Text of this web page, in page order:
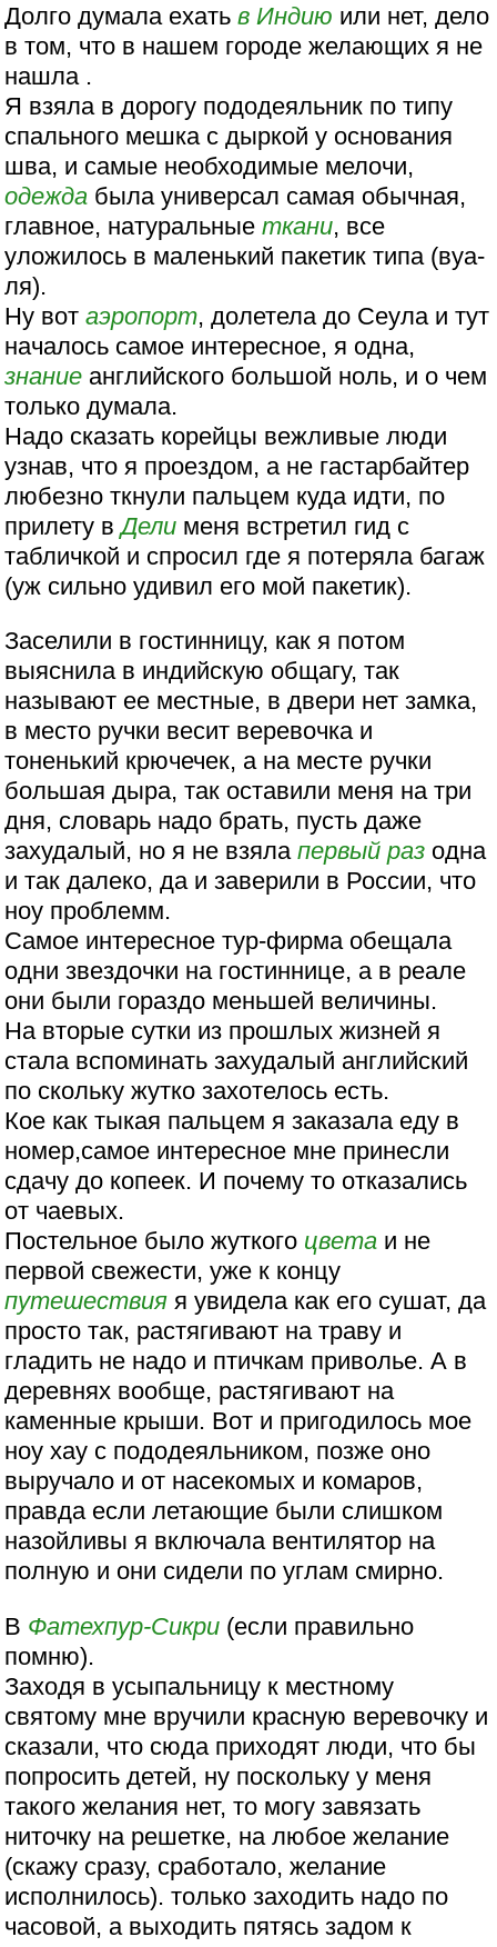
Долго думала ехатьв Индию или нет, дело
в том, что в нашем городе желающих я не
нашла .
Я взяла в дорогу пододеяльник по типу
спального мешка с дыркой у основания
шва, и самые необходимые мелочи,
одежда была универсал самая обычная,
главное, натуральныеткани, все
уложилось в маленький пакетик типа (вуа-
ля).
Ну вотаэропорт, долетела до Сеула и тут
началось самое интересное, я одна,
знание английского большой ноль, и о чем
только думала.
Надо сказать корейцы вежливые люди
узнав, что я проездом, а не гастарбайтер
любезно ткнули пальцем куда идти, по
прилету вДели меня встретил гид с
табличкой и спросил где я потеряла багаж
(уж сильно удивил его мой пакетик).
Заселили в гостинницу, как я потом
выяснила в индийскую общагу, так
называют ее местные, в двери нет замка,
в место ручки весит веревочка и
тоненький крючечек, а на месте ручки
большая дыра, так оставили меня на три
дня, словарь надо брать, пусть даже
захудалый, но я не взялапервый раз одна
и так далеко, да и заверили в России, что
ноу проблемм.
Самое интересное тур-фирма обещала
одни звездочки на гостиннице, а в реале
они были гораздо меньшей величины.
На вторые сутки из прошлых жизней я
стала вспоминать захудалый английский
по скольку жутко захотелось есть.
Кое как тыкая пальцем я заказала еду в
номер,самое интересное мне принесли
сдачу до копеек. И почему то отказались
от чаевых.
Постельное было жуткого цвета и не
первой свежести, уже к концу
путешествия я увидела как его сушат, да
просто так, растягивают на траву и
гладить не надо и птичкам приволье. А в
деревнях вообще, растягивают на
каменные крыши. Вот и пригодилось мое
ноу хау с пододеяльником, позже оно
выручало и от насекомых и комаров,
правда если летающие были слишком
назойливы я включала вентилятор на
полную и они сидели по углам смирно.
В Фатехпур-Сикри (если правильно
помню).
Заходя в усыпальницу к местному
святому мне вручили красную веревочку и
сказали, что сюда приходят люди, что бы
попросить детей, ну поскольку у меня
такого желания нет, то могу завязать
ниточку на решетке, на любое желание
(скажу сразу, сработало, желание
исполнилось). только заходить надо по
часовой, а выходить пятясь задом к